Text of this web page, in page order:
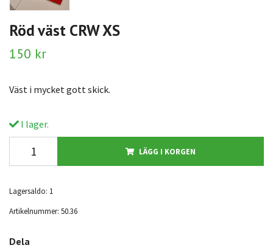
Röd väst CRW XS
150 kr
Väst i mycket gott skick.
I lager.
LÄGG I KORGEN
Lagersaldo: 1
Artikelnummer: 50.36
Dela